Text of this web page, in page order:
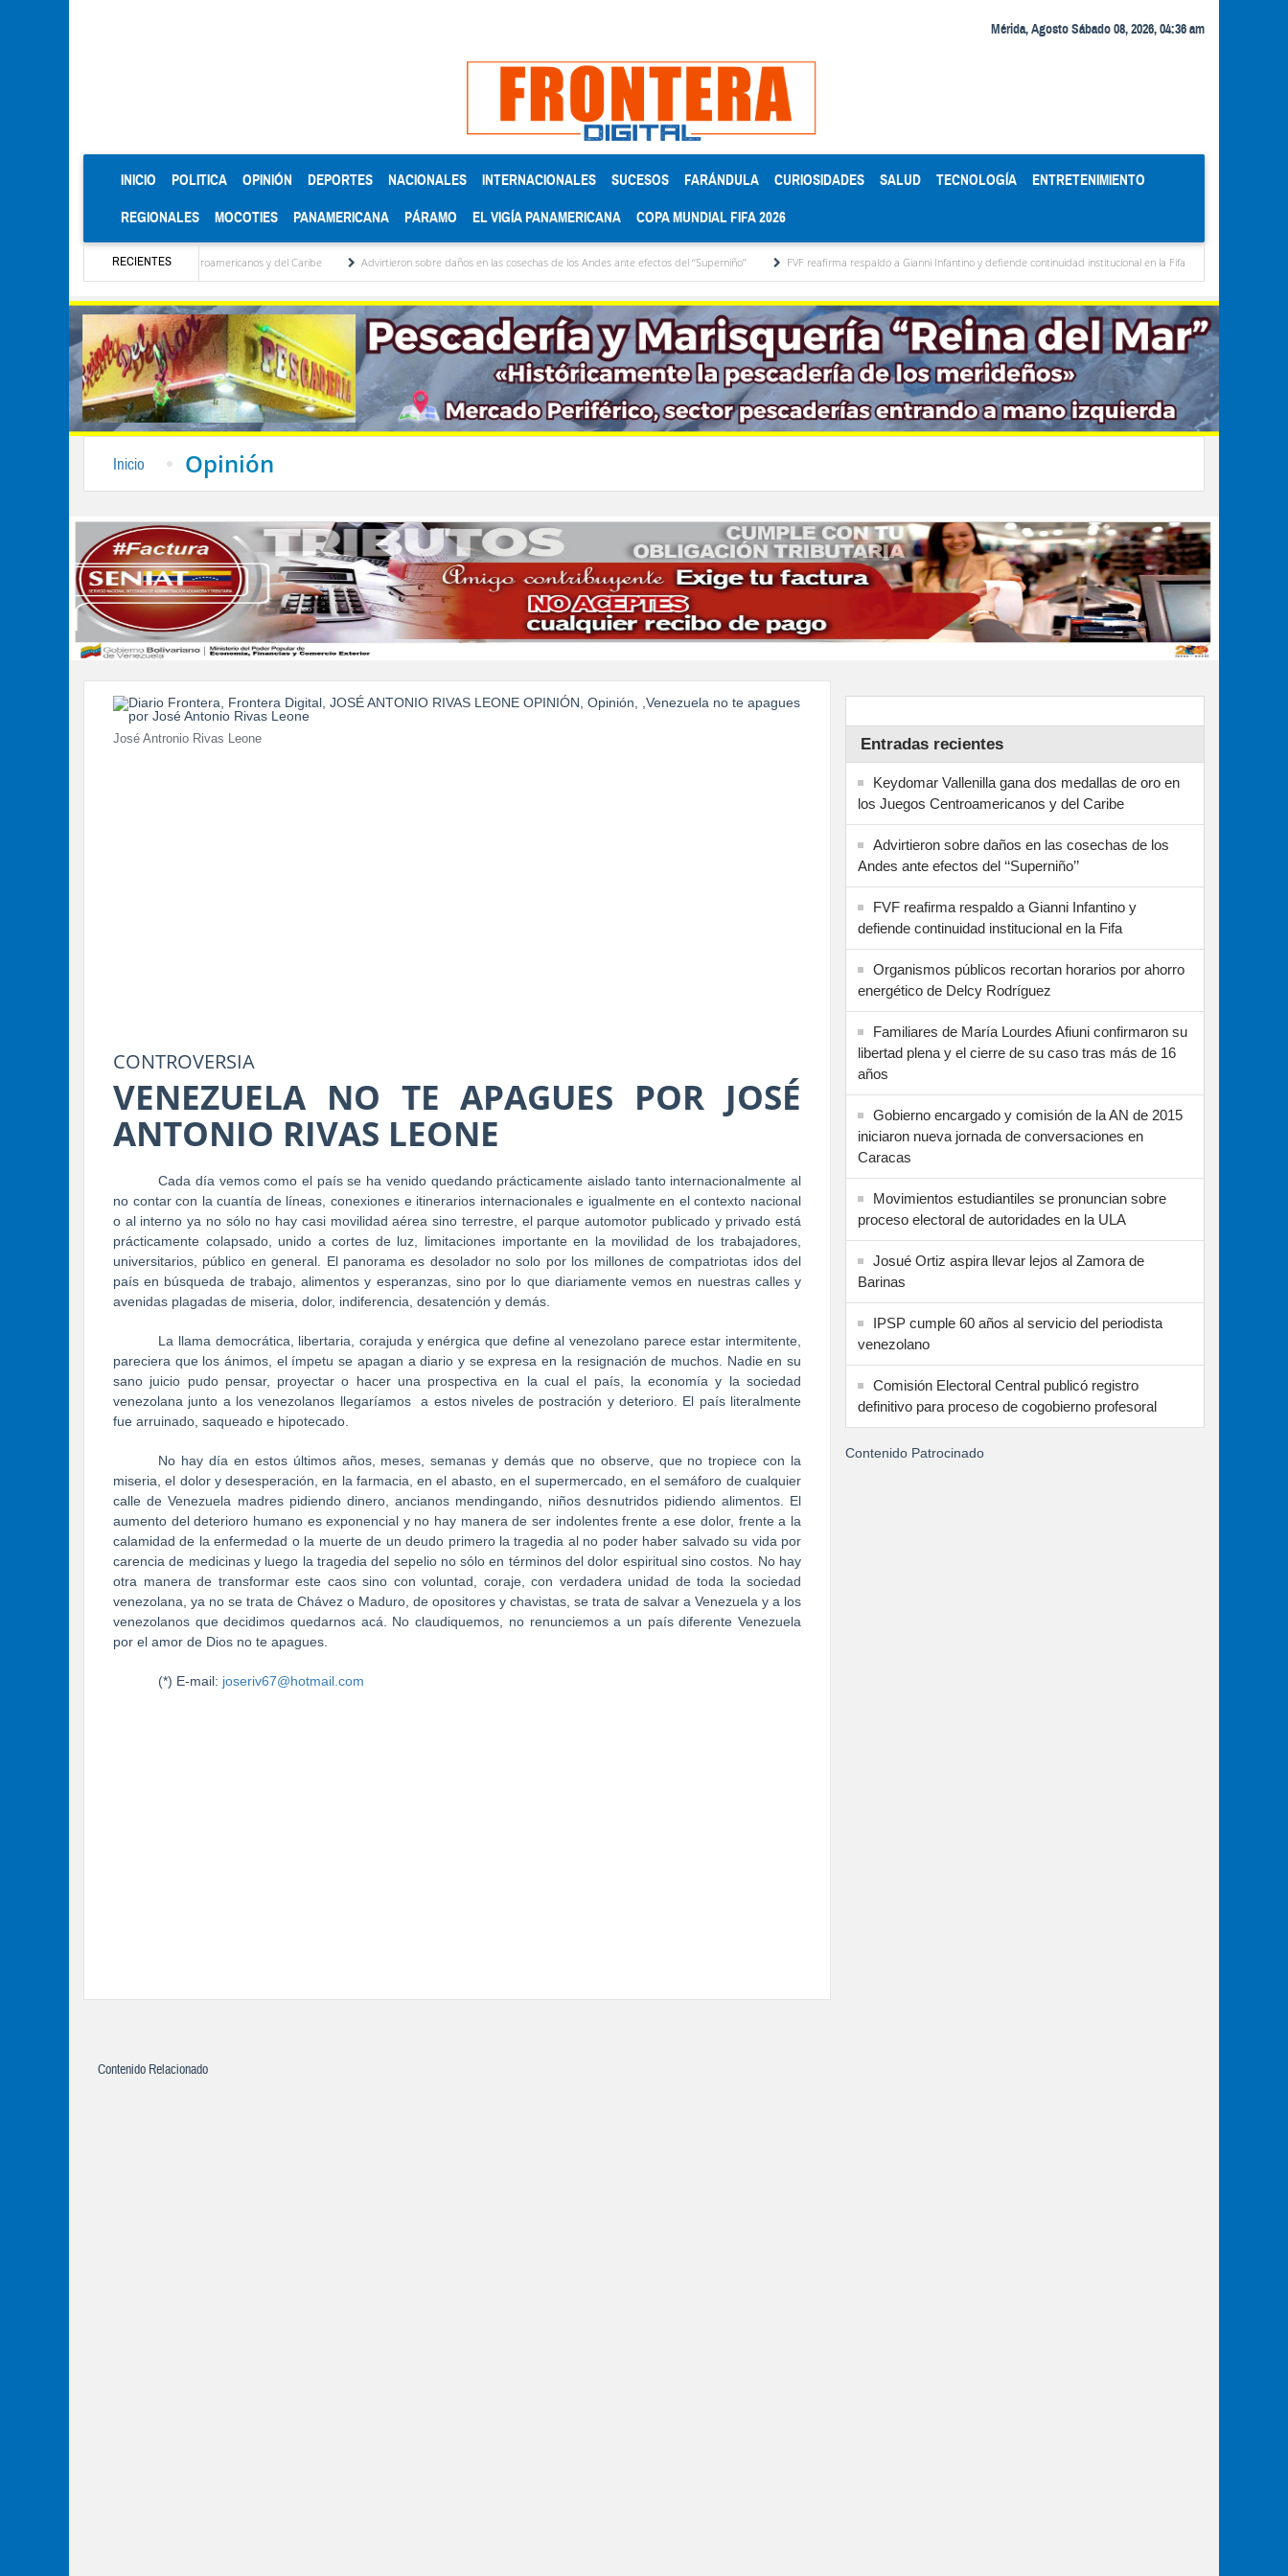
Mérida, Agosto Sábado 08, 2026, 04:36 am
INICIO (CURRENT)
POLITICA OPINIÓN DEPORTES NACIONALES INTERNACIONALES SUCESOS FARÁNDULA CURIOSIDADES SALUD TECNOLOGÍA ENTRETENIMIENTO
REGIONALES MOCOTIES PANAMERICANA PÁRAMO EL VIGÍA PANAMERICANA COPA MUNDIAL FIFA 2026
RECIENTES
de oro en los Juegos Centroamericanos y del Caribe Advirtieron sobre daños en las cosechas de los Andes ante efectos del ‘‘Superniño’’ FVF reafirma respaldo a Gianni Infantino y defiende continuidad institucional en la Fifa Organismos públicos
Inicio Opinión
José Antronio Rivas Leone
CONTROVERSIA
VENEZUELA NO TE APAGUES POR JOSÉ
ANTONIO RIVAS LEONE
Cada día vemos como el país se ha venido quedando prácticamente aislado tanto internacionalmente al
no contar con la cuantía de líneas, conexiones e itinerarios internacionales e igualmente en el contexto nacional
o al interno ya no sólo no hay casi movilidad aérea sino terrestre, el parque automotor publicado y privado está
prácticamente colapsado, unido a cortes de luz, limitaciones importante en la movilidad de los trabajadores,
universitarios, público en general. El panorama es desolador no solo por los millones de compatriotas idos del
país en búsqueda de trabajo, alimentos y esperanzas, sino por lo que diariamente vemos en nuestras calles y
avenidas plagadas de miseria, dolor, indiferencia, desatención y demás.
La llama democrática, libertaria, corajuda y enérgica que define al venezolano parece estar intermitente,
pareciera que los ánimos, el ímpetu se apagan a diario y se expresa en la resignación de muchos. Nadie en su
sano juicio pudo pensar, proyectar o hacer una prospectiva en la cual el país, la economía y la sociedad
venezolana junto a los venezolanos llegaríamos a estos niveles de postración y deterioro. El país literalmente
fue arruinado, saqueado e hipotecado.
No hay día en estos últimos años, meses, semanas y demás que no observe, que no tropiece con la
miseria, el dolor y desesperación, en la farmacia, en el abasto, en el supermercado, en el semáforo de cualquier
calle de Venezuela madres pidiendo dinero, ancianos mendingando, niños desnutridos pidiendo alimentos. El
aumento del deterioro humano es exponencial y no hay manera de ser indolentes frente a ese dolor, frente a la
calamidad de la enfermedad o la muerte de un deudo primero la tragedia al no poder haber salvado su vida por
carencia de medicinas y luego la tragedia del sepelio no sólo en términos del dolor espiritual sino costos. No hay
otra manera de transformar este caos sino con voluntad, coraje, con verdadera unidad de toda la sociedad
venezolana, ya no se trata de Chávez o Maduro, de opositores y chavistas, se trata de salvar a Venezuela y a los
venezolanos que decidimos quedarnos acá. No claudiquemos, no renunciemos a un país diferente Venezuela
por el amor de Dios no te apagues.
(*) E-mail: joseriv67@hotmail.com
Entradas recientes
Keydomar Vallenilla gana dos medallas de oro en
los Juegos Centroamericanos y del Caribe
Advirtieron sobre daños en las cosechas de los
Andes ante efectos del ‘‘Superniño’’
FVF reafirma respaldo a Gianni Infantino y
defiende continuidad institucional en la Fifa
Organismos públicos recortan horarios por ahorro
energético de Delcy Rodríguez
Familiares de María Lourdes Afiuni confirmaron su
libertad plena y el cierre de su caso tras más de 16
años
Gobierno encargado y comisión de la AN de 2015
iniciaron nueva jornada de conversaciones en
Caracas
Movimientos estudiantiles se pronuncian sobre
proceso electoral de autoridades en la ULA
Josué Ortiz aspira llevar lejos al Zamora de
Barinas
IPSP cumple 60 años al servicio del periodista
venezolano
Comisión Electoral Central publicó registro
definitivo para proceso de cogobierno profesoral
Contenido Patrocinado
Contenido Relacionado